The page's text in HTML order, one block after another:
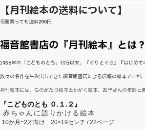
【月刊絵本の送料について】
何冊買っても送料290円
福音館書店の『月刊絵本』とは？
1956年の「こどものとも」刊行以来、『ぐりとぐら』『はじめ
数々の名作を生み出してきた福音館書店による信頼の絵本ですが
月刊絵本には、ものがたり絵本とかがく絵本、お子さんの年齢と
『こどものとも ０.１.２』
赤ちゃんに語りかける絵本
10か月~2才向け 20×19センチ / 22ページ